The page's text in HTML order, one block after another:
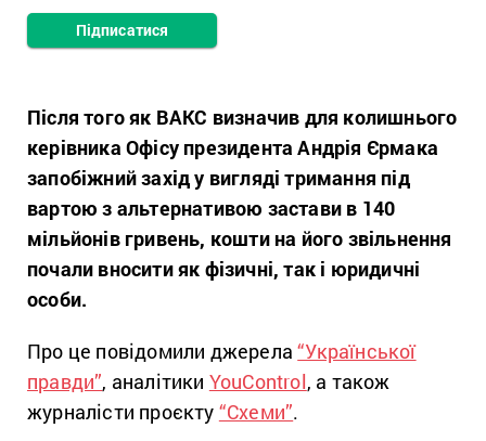
Підписатися
Після того як ВАКС визначив для колишнього
керівника Офісу президента Андрія Єрмака
запобіжний захід у вигляді тримання під
вартою з альтернативою застави в 140
мільйонів гривень, кошти на його звільнення
почали вносити як фізичні, так і юридичні
особи.
Про це повідомили джерела“Української
правди”, аналітики YouControl, а також
журналісти проєкту “Схеми”.